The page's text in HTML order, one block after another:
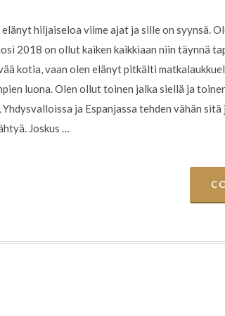
hiljaiseloa viime ajat ja sille on syynsä.
2018 on ollut kaiken kaikkiaan niin täynnä
kotia, vaan olen elänyt pitkälti
luona. Olen ollut toinen jalka siellä ja
Yhdysvalloissa ja Espanjassa tehden vähän
Joskus …